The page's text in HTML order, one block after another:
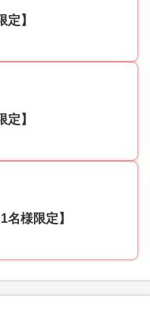
】
】
様限定】